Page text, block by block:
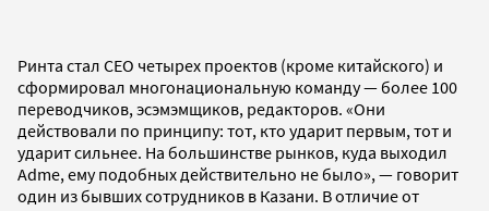
Ринта стал CEO четырех проектов (кроме китайского) и
сформировал многонациональную команду — более 100
переводчиков, эсэмэмщиков, редакторов. «Они
действовали по принципу: тот, кто ударит первым, тот и
ударит сильнее. На большинстве рынков, куда выходил
Adme, ему подобных действительно не было», — говорит
один из бывших сотрудников в Казани. В отличие от